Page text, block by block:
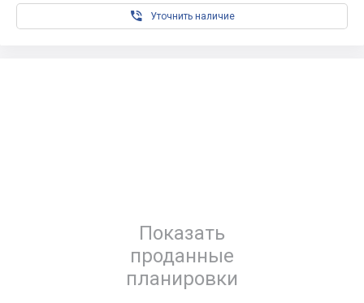
 Уточнить наличие
Показать
проданные
планировки